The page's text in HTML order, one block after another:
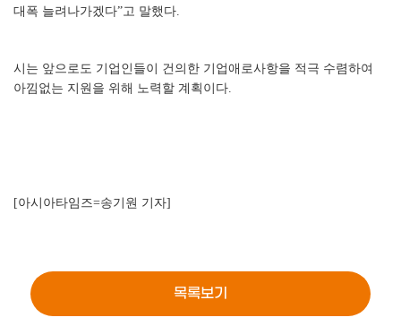
대폭 늘려나가겠다”고 말했다.
시는 앞으로도 기업인들이 건의한 기업애로사항을 적극 수렴하여
아낌없는 지원을 위해 노력할 계획이다.
[아시아타임즈=송기원 기자]
목록보기